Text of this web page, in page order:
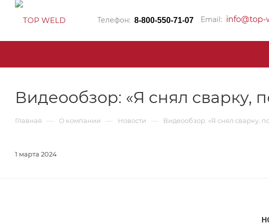
Телефон: 8-800-550-71-07 Email: info@top-
Видеообзор: «Я снял сварку,
Главная — О компании — Новости — Видеообзор: «Я снял сварку,
1 марта 2024